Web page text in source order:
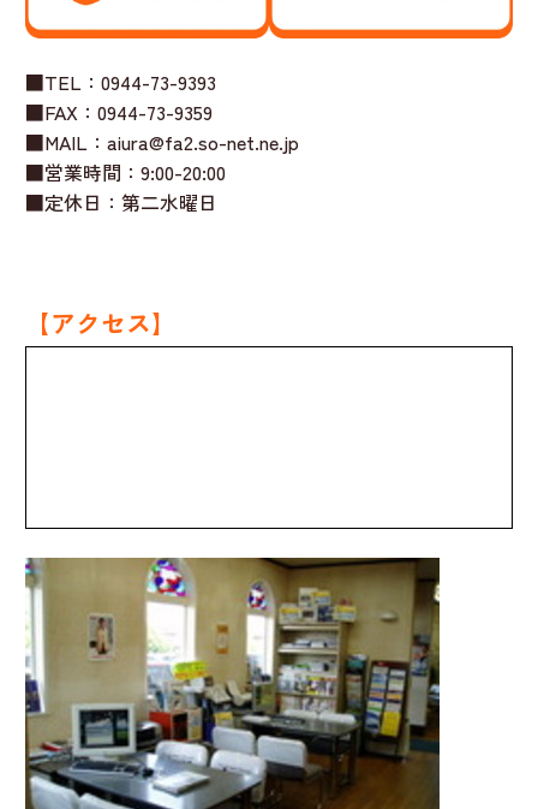
■TEL：0944-73-9393
■FAX：0944-73-9359
■MAIL：aiura@fa2.so-net.ne.jp
■営業時間：9:00-20:00
■定休日：第二水曜日
【アクセス】